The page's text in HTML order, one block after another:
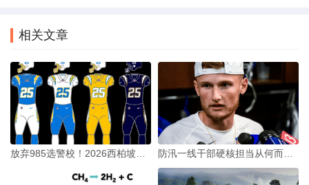
连接着国家的未来，也连接着每个人的生活。随着这些大工程
将持续提升。这便是十五五大工程的真正意义所在，是国家发
展的坚实步伐，更是民生幸福的有力保障。
相关文章